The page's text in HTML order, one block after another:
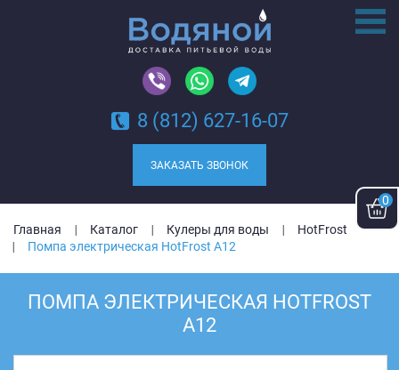
0
8 (812) 627-16-07
ЗАКАЗАТЬ ЗВОНОК
Главная Каталог Кулеры для воды
HotFrost
Помпа электрическая HotFrost A12
ПОМПА ЭЛЕКТРИЧЕСКАЯ HOTFROST
A12